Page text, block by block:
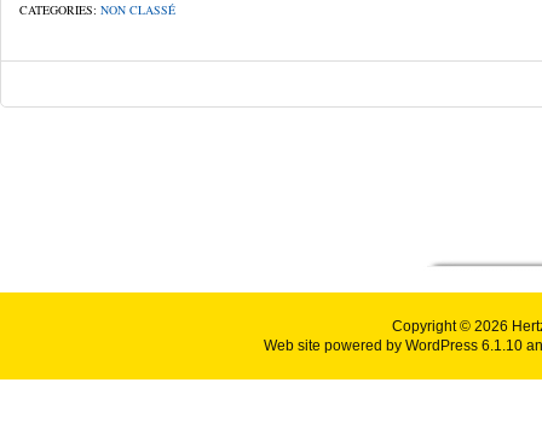
CATEGORIES: NON CLASSÉ
Copyright © 2026
Web site powered byWordPress 6.1.10